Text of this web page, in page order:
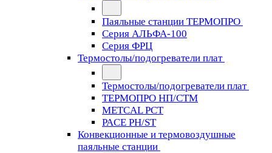
Паяльные станции ТЕРМОПРО
Серия АЛЬФА-100
Серия ФРЦ
Термостолы/подогреватели плат
Термостолы/подогреватели плат
ТЕРМОПРО НП/СТМ
METCAL PCT
PACE PH/ST
Конвекционные и термовоздушные
паяльные станции